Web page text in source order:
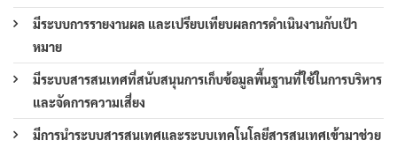
มีระบบการรายงานผล และเปรียบเทียบผลการดำเนินงานกับเป้า
หมาย
มีระบบสารสนเทศที่สนับสนุนการเก็บข้อมูลพื้นฐานที่ใช้ในการบริหาร
และจัดการความเสี่ยง
มีการนำระบบสารสนเทศและระบบเทคโนโลยีสารสนเทศเข้ามาช่วย